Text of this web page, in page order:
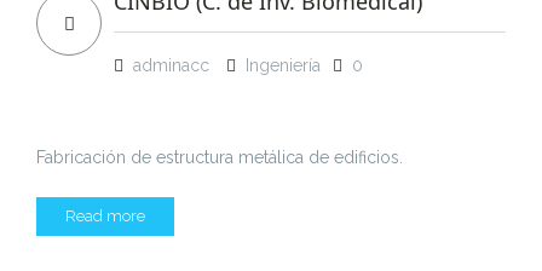
adminacc Ingeniería 0
Fabricación de estructura metálica de edificios.
Read more